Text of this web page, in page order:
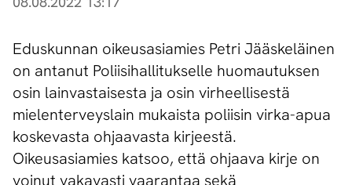
Eduskunnan oikeusasiamies Petri Jääskeläinen
on antanut Poliisihallitukselle huomautuksen
osin lainvastaisesta ja osin virheellisestä
mielenterveyslain mukaista poliisin virka-apua
koskevasta ohjaavasta kirjeestä.
Oikeusasiamies katsoo, että ohjaava kirje on
voinut vakavasti vaarantaa sekä